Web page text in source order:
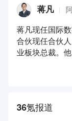
蒋凡
蒋凡现任国际
合伙现任合伙
业板块总裁。
36氪报道